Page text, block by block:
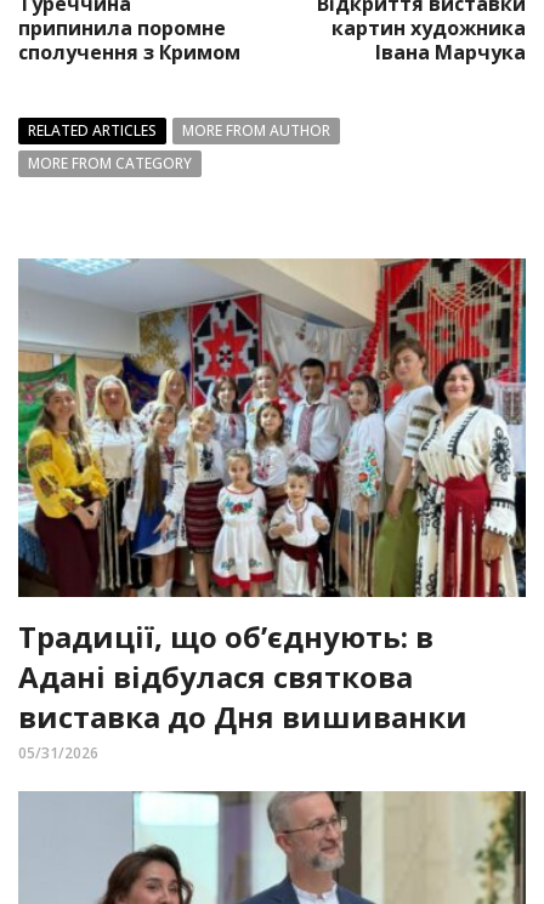
припинила поромне
сполучення з Кримом
картин художника
Івана Марчука
RELATED ARTICLES
MORE FROM AUTHOR
MORE FROM CATEGORY
Традиції, що об’єднують: в
Адані відбулася святкова
виставка до Дня вишиванки
05/31/2026